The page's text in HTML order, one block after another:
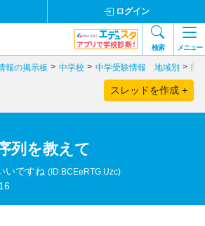
ログイン
検索 メニュー
報の掲示板 中学校 中学受験情報 地域別 関
スレッドを作成 +
列を教えて
いですね (ID:BCEeRTG.Uzc)